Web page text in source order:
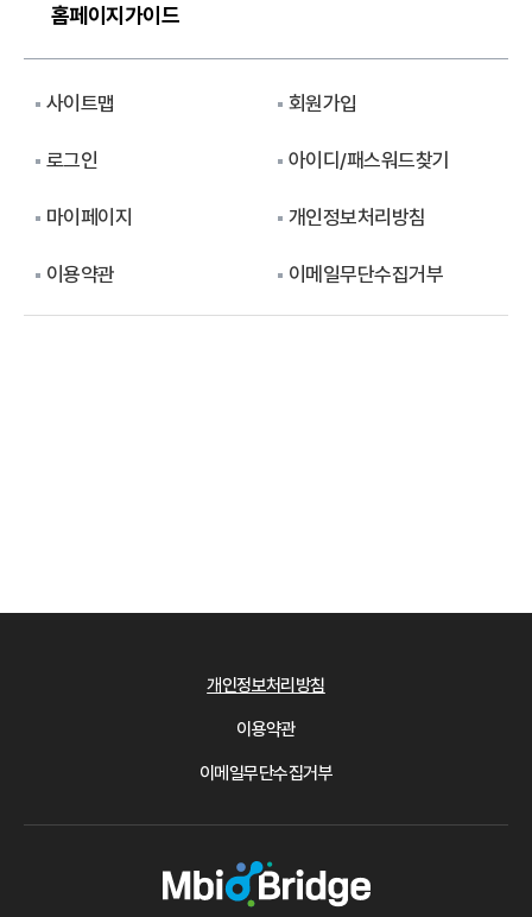
홈페이지가이드
사이트맵 회원가입
로그인 아이디/패스워드찾기
마이페이지 개인정보처리방침
이용약관 이메일무단수집거부
개인정보처리방침
이용약관
이메일무단수집거부